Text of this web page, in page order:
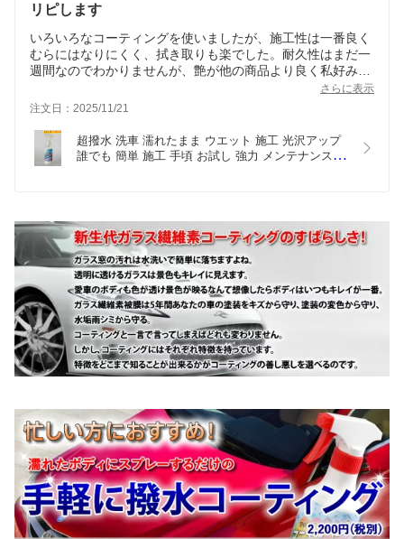
リピします
いろいろなコーティングを使いましたが、施工性は一番良く
むらにはなりにくく、拭き取りも楽でした。耐久性はまだ一
週間なのでわかりませんが、艶が他の商品より良く私好みの
この値段でこの量はコスパ良いと思います。
さらに表示
注文日：2025/11/21
超撥水 洗車 濡れたまま ウエット 施工 光沢アップ
誰でも 簡単 施工 手頃 お試し 強力 メンテナンス剤